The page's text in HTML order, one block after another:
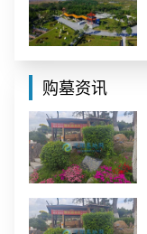
购墓资讯